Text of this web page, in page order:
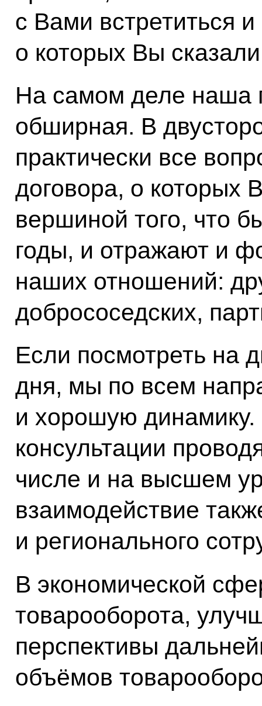
с Вами встретиться
о которых Вы
На самом деле наша
обширная. В
практически все
договора, о которых
вершиной того, что
годы, и отражают и
наших отношений:
добрососедских,
Если посмотреть на
дня, мы по всем
и хорошую динамику.
консультации
числе и на высшем
взаимодействие
и регионального
В экономической
товарооборота,
перспективы
объёмов